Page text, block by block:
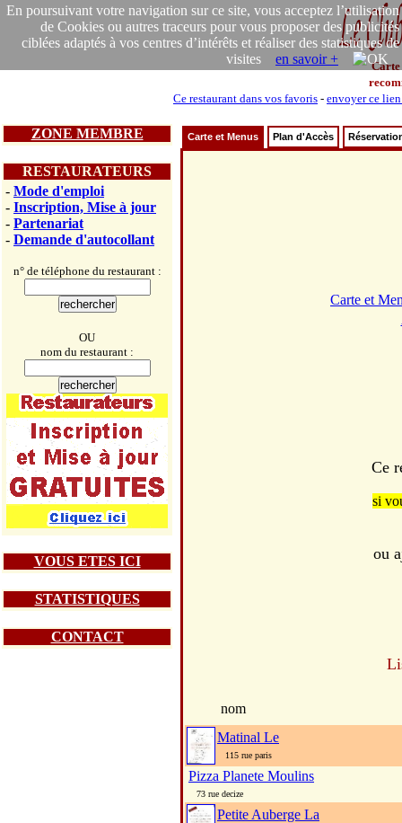
En poursuivant votre navigation sur ce site, vous acceptez l’utilisation
de Cookies ou autres traceurs pour vous proposer des publicités
ciblées adaptés à vos centres d’intérêts et réaliser des statistiques de
visites en savoir +
Carte
Ce restaurant dans vos favoris - envoyer ce
ZONE MEMBRE
RESTAURATEURS
- Mode d'emploi
- Inscription, Mise à jour
- Partenariat
- Demande d'autocollant
n° de téléphone du restaurant :
OU
nom du restaurant :
VOUS ETES ICI
STATISTIQUES
CONTACT
Carte et Menus Plan d'Accès
Carte et
Ce
si
ou
nom
Matinal Le
115 rue paris
Pizza Planete Moulins
73 rue decize
Petite Auberge La